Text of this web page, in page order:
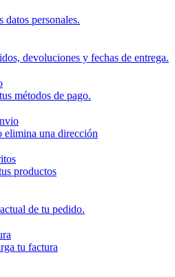
datos personales.
devoluciones y fechas de entrega.
métodos de pago.
elimina una dirección
productos
de tu pedido.
tu factura